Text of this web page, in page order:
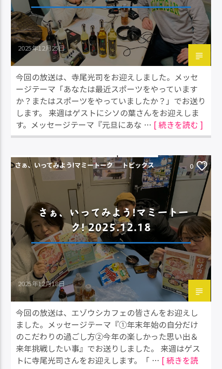
2025年12月25日
今回の放送は、寺尾光司をお迎えしました。メッセ
ージテーマ「あなたは最近スポーツをやっています
か？またはスポーツをやっていましたか？」でお送り
します。 来週はゲストにシソの葉さんをお迎えしま
す。メッセージテーマ『元旦にあな … [ 続きを読む ]
さぁ、いってみよう!マミートーク トピックス 0
さぁ、いってみよう!マミートー
ク! 2025.12.18
2025年12月18日
今回の放送は、エゾウシカフェの皆さんをお迎えし
ました。メッセージテーマ『①年末年始の自分だけ
のこだわりの過ごし方②今年の楽しかった思い出＆
来年挑戦したい事』でお送りしました。 来週はゲス
トに寺尾光司さんをお迎えします。「 … [ 続きを読